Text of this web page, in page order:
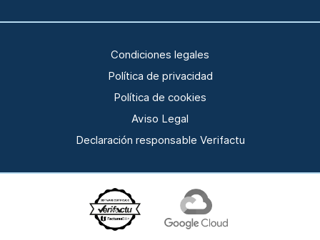
Condiciones legales
Política de privacidad
Política de cookies
Aviso Legal
Declaración responsable Verifactu